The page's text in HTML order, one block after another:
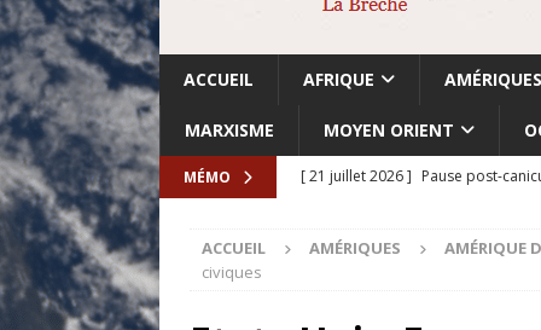
ACCUEIL AFRIQUE AMÉRIQUES
MARXISME MOYEN ORIENT
MÉMO [ 21 juillet 2026 ] Pause post-
[ 18 juillet 2026 ]
Israël-Palestine.
ACCUEIL AMÉRIQUES
AMÉRIQUE
civiques